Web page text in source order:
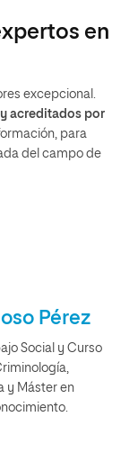
en
excepcional.
acreditados por
para
del campo de
Pérez
Social y Curso
y Máster en